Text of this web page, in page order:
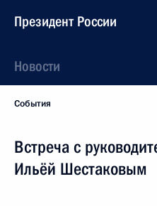
Президент России
Новости
События
Встреча с
Ильёй Шестаковым